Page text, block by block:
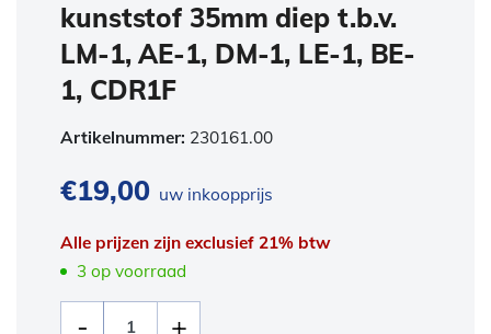
kunststof 35mm diep t.b.v.
LM-1, AE-1, DM-1, LE-1, BE-
1, CDR1F
Artikelnummer: 230161.00
€19,00 uw inkoopprijs
Alle prijzen zijn exclusief 21% btw
3 op voorraad